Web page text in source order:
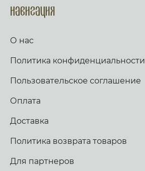
Навигация
О нас
Политика конфиденциальности
Пользовательское соглашение
Оплата
Доставка
Политика возврата товаров
Для партнеров